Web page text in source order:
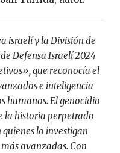
israelí y la División de
Defensa Israelí 2024
que reconocía el
e inteligencia
humanos. El genocidio
la historia perpetrado
lo investigan
avanzadas. Con